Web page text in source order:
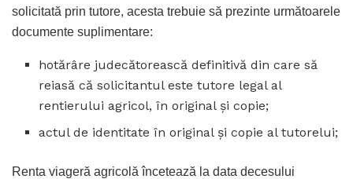
solicitată prin tutore, acesta trebuie să prezinte următoarele
documente suplimentare:
hotărâre judecătorească definitivă din care să
reiasă că solicitantul este tutore legal al
rentierului agricol, în original şi copie;
actul de identitate în original şi copie al tutorelui;
Renta viageră agricolă încetează la data decesului